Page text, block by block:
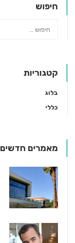
חיפוש
קטגוריות
בלוג
כללי
מאמרים חדשים